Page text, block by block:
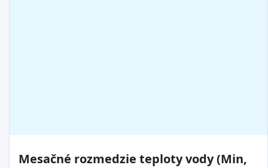
Mesačné rozmedzie teploty vody (Min,